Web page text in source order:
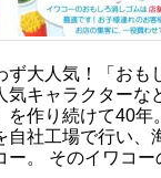
ず大人気！「おも
気キャラクターな
を作り続けて40
自社工場で行い、
ー。 そのイワコ